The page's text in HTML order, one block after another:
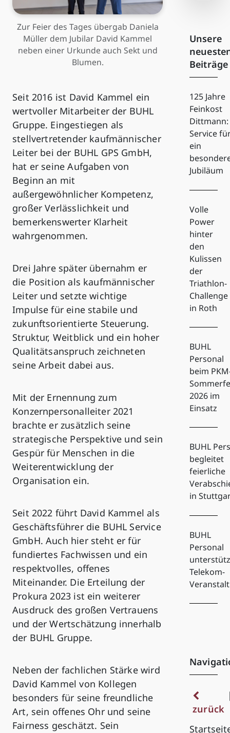
Zur Feier des Tages übergab Daniela
Müller dem Jubilar David Kammel
neben einer Urkunde auch Sekt und
Blumen.
Seit 2016 ist David Kammel ein
wertvoller Mitarbeiter der BUHL
Gruppe. Eingestiegen als
stellvertretender kaufmännischer
Leiter bei der BUHL GPS GmbH,
hat er seine Aufgaben von
Beginn an mit
außergewöhnlicher Kompetenz,
großer Verlässlichkeit und
bemerkenswerter Klarheit
wahrgenommen.
Drei Jahre später übernahm er
die Position als kaufmännischer
Leiter und setzte wichtige
Impulse für eine stabile und
zukunftsorientierte Steuerung.
Struktur, Weitblick und ein hoher
Qualitätsanspruch zeichneten
seine Arbeit dabei aus.
Mit der Ernennung zum
Konzernpersonalleiter 2021
brachte er zusätzlich seine
strategische Perspektive und sein
Gespür für Menschen in die
Weiterentwicklung der
Organisation ein.
Seit 2022 führt David Kammel als
Geschäftsführer die BUHL Service
GmbH. Auch hier steht er für
fundiertes Fachwissen und ein
respektvolles, offenes
Miteinander. Die Erteilung der
Prokura 2023 ist ein weiterer
Ausdruck des großen Vertrauens
und der Wertschätzung innerhalb
der BUHL Gruppe.
Neben der fachlichen Stärke wird
David Kammel von Kollegen
besonders für seine freundliche
Art, sein offenes Ohr und seine
Fairness geschätzt. Sein
Unsere
Beiträge
125 Jahre
Feinkost
Dittmann:
Service
ein
Jubiläum
Volle
Power
hinter
den
Kulissen
der
Triathlon-
Challenge
in Roth
BUHL
Personal
beim
2026 im
Einsatz
BUHL
begleitet
feierliche
in
BUHL
Personal
Telekom-
zurück